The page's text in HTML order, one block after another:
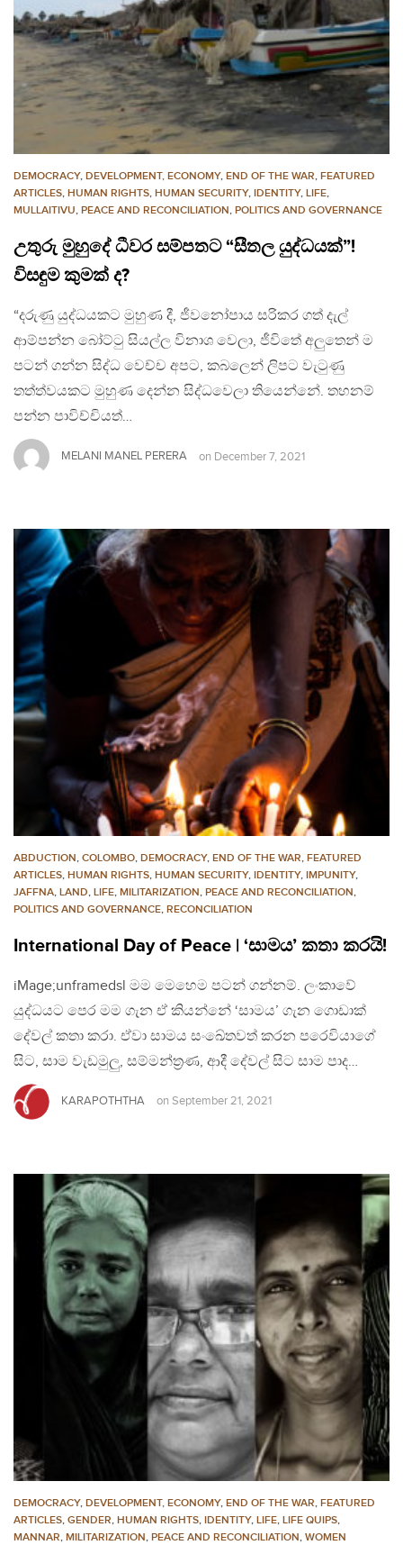
DEMOCRACY, DEVELOPMENT, ECONOMY, END OF THE WAR, FEATURED
ARTICLES, HUMAN RIGHTS, HUMAN SECURITY, IDENTITY, LIFE,
MULLAITIVU, PEACE AND RECONCILIATION, POLITICS AND GOVERNANCE
උතුරු මුහුදේ ධීවර සම්පතට “සීතල යුද්ධයක්”!
විසඳුම කුමක් ද?
“දරුණු යුද්ධයකට මුහුණ දී, ජීවනෝපාය සරිකර ගත් දැල්
ආම්පන්න බෝට්ටු සියල්ල විනාශ වෙලා, ජීවිතේ අලුතෙන් ම
පටන් ගන්න සිද්ධ වෙච්ච අපට, කබලෙන් ලිපට වැටුණු
තත්ත්වයකට මුහුණ දෙන්න සිද්ධවෙලා තියෙන්නේ. තහනම්
පන්න පාවිච්චියත්…
MELANI MANEL PERERA on December 7, 2021
ABDUCTION, COLOMBO, DEMOCRACY, END OF THE WAR, FEATURED
ARTICLES, HUMAN RIGHTS, HUMAN SECURITY, IDENTITY, IMPUNITY,
JAFFNA, LAND, LIFE, MILITARIZATION, PEACE AND RECONCILIATION,
POLITICS AND GOVERNANCE, RECONCILIATION
International Day of Peace | ‘සාමය’ කතා කරයි!
iMage;unframedsl මම මෙහෙම පටන් ගන්නම්. ලංකාවේ
යුද්ධයට පෙර මම ගැන ඒ කියන්නේ ‘සාමය’ ගැන ගොඩාක්
දේවල් කතා කරා. ඒවා සාමය සංඛේතවත් කරන පරෙවියාගේ
සිට, සාම වැඩමුලු, සම්මන්ත්‍රණ, ආදී දේවල් සිට සාම පාද…
KARAPOTHTHA on September 21, 2021
DEMOCRACY, DEVELOPMENT, ECONOMY, END OF THE WAR, FEATURED
ARTICLES, GENDER, HUMAN RIGHTS, IDENTITY, LIFE, LIFE QUIPS,
MANNAR, MILITARIZATION, PEACE AND RECONCILIATION, WOMEN